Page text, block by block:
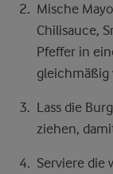
Mische
Chilisauce,
Pfeffer in
gleichmäßig
Lass die
ziehen,
Serviere die